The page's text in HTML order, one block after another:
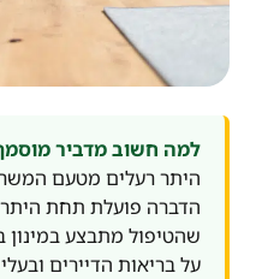
למה חשוב מדביר
היתר רעלים מטעם
שהטיפול מתבצע במינון
על בריאות הדיירים